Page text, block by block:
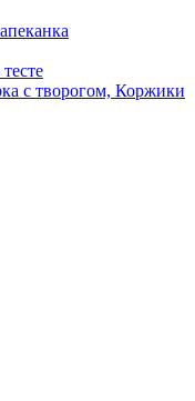
с творогом, Коржики